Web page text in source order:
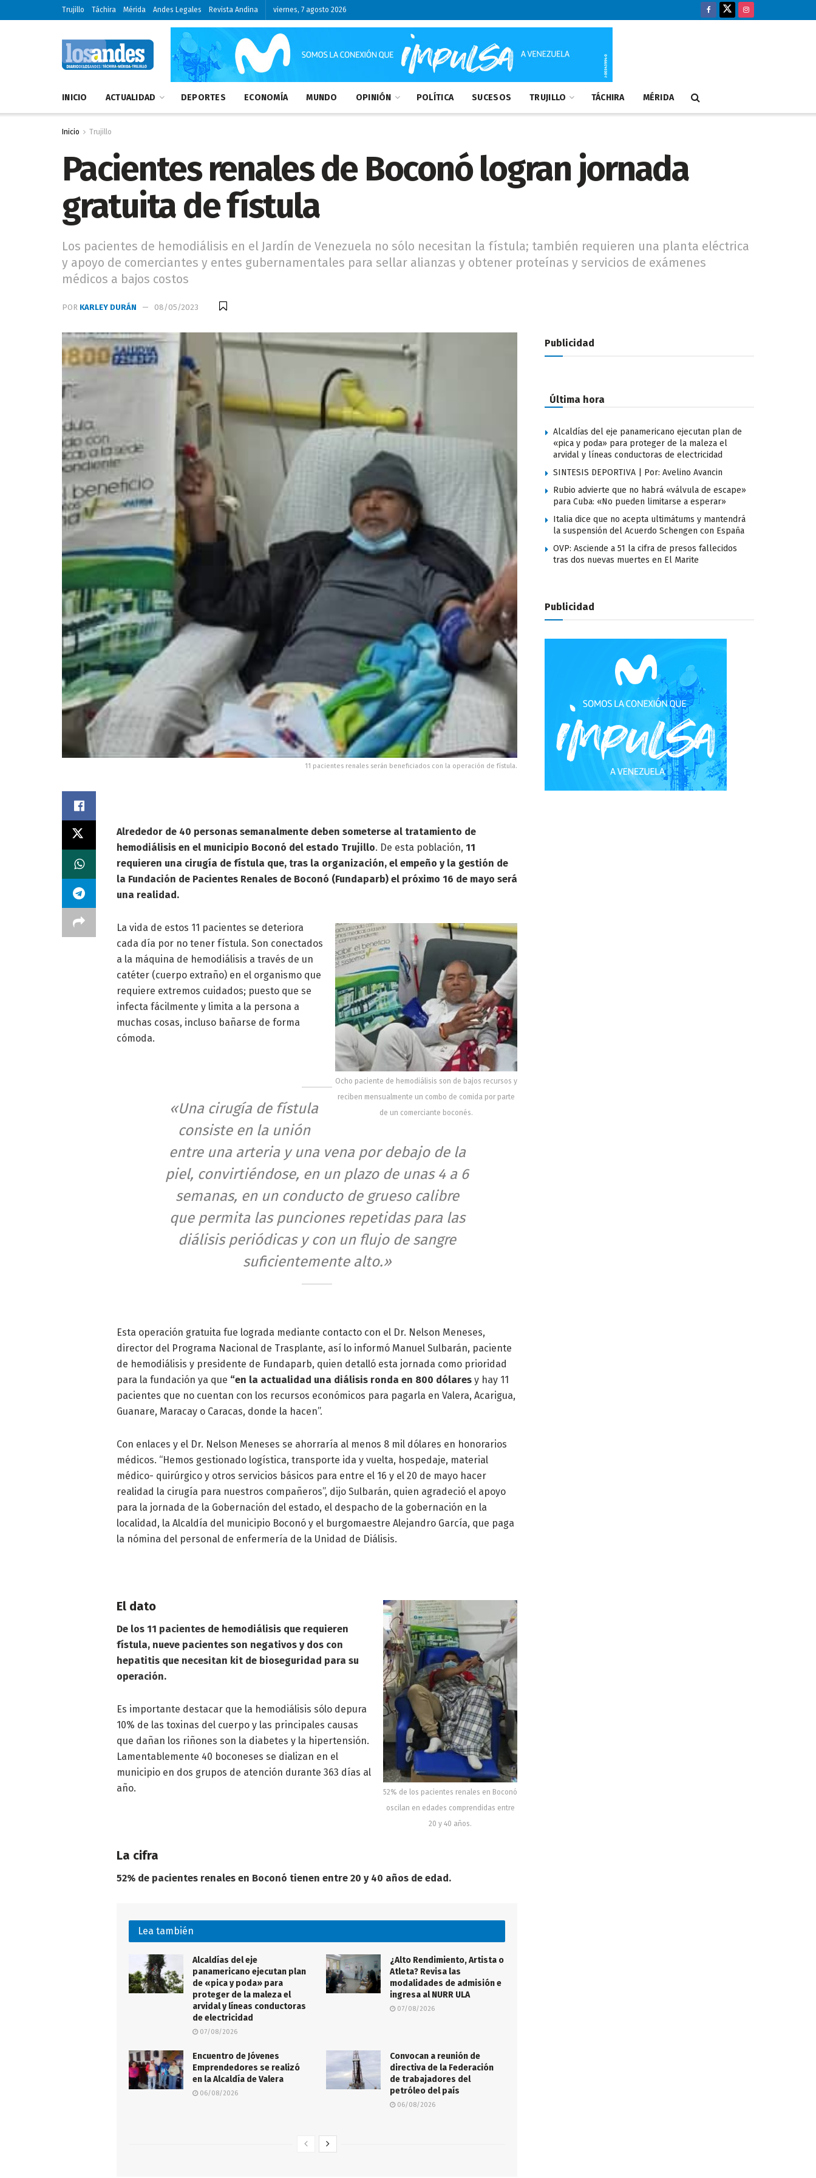
Trujillo Táchira Mérida Andes Legales Revista Andina viernes, 7 agosto 2026
INICIO ACTUALIDAD DEPORTES ECONOMÍA MUNDO OPINIÓN POLÍTICA SUCESOS TRUJILLO TÁCHIRA MÉRIDA
Inicio Trujillo
Pacientes renales de Boconó logran jornada
gratuita de fístula
Los pacientes de hemodiálisis en el Jardín de Venezuela no sólo necesitan la fístula; también requieren una planta eléctrica
y apoyo de comerciantes y entes gubernamentales para sellar alianzas y obtener proteínas y servicios de exámenes
médicos a bajos costos
POR KARLEY DURÁN 08/05/2023
11 pacientes renales serán beneficiados con la operación de fístula.
Alrededor de 40 personas semanalmente deben someterse al tratamiento de
hemodiálisis en el municipio Boconó del estado Trujillo. De esta población, 11
requieren una cirugía de fístula que, tras la organización, el empeño y la gestión de
la Fundación de Pacientes Renales de Boconó (Fundaparb) el próximo 16 de mayo será
una realidad.
Ocho paciente de hemodiálisis son de bajos recursos y
reciben mensualmente un combo de comida por parte
de un comerciante boconés.
La vida de estos 11 pacientes se deteriora
cada día por no tener fístula. Son conectados
a la máquina de hemodiálisis a través de un
catéter (cuerpo extraño) en el organismo que
requiere extremos cuidados; puesto que se
infecta fácilmente y limita a la persona a
muchas cosas, incluso bañarse de forma
cómoda.
«Una cirugía de fístula
consiste en la unión
entre una arteria y una vena por debajo de la
piel, convirtiéndose, en un plazo de unas 4 a 6
semanas, en un conducto de grueso calibre
que permita las punciones repetidas para las
diálisis periódicas y con un flujo de sangre
suficientemente alto.»
Esta operación gratuita fue lograda mediante contacto con el Dr. Nelson Meneses,
director del Programa Nacional de Trasplante, así lo informó Manuel Sulbarán, paciente
de hemodiálisis y presidente de Fundaparb, quien detalló esta jornada como prioridad
para la fundación ya que “en la actualidad una diálisis ronda en 800 dólares y hay 11
pacientes que no cuentan con los recursos económicos para pagarla en Valera, Acarigua,
Guanare, Maracay o Caracas, donde la hacen”.
Con enlaces y el Dr. Nelson Meneses se ahorraría al menos 8 mil dólares en honorarios
médicos. “Hemos gestionado logística, transporte ida y vuelta, hospedaje, material
médico- quirúrgico y otros servicios básicos para entre el 16 y el 20 de mayo hacer
realidad la cirugía para nuestros compañeros”, dijo Sulbarán, quien agradeció el apoyo
para la jornada de la Gobernación del estado, el despacho de la gobernación en la
localidad, la Alcaldía del municipio Boconó y el burgomaestre Alejandro García, que paga
la nómina del personal de enfermería de la Unidad de Diálisis.
52% de los pacientes renales en Boconó
oscilan en edades comprendidas entre
20 y 40 años.
El dato
De los 11 pacientes de hemodiálisis que requieren
fístula, nueve pacientes son negativos y dos con
hepatitis que necesitan kit de bioseguridad para su
operación.
Es importante destacar que la hemodiálisis sólo depura
10% de las toxinas del cuerpo y las principales causas
que dañan los riñones son la diabetes y la hipertensión.
Lamentablemente 40 boconeses se dializan en el
municipio en dos grupos de atención durante 363 días al
año.
La cifra
52% de pacientes renales en Boconó tienen entre 20 y 40 años de edad.
Lea también
Alcaldías del eje
panamericano ejecutan plan
de «pica y poda» para
proteger de la maleza el
arvidal y líneas conductoras
de electricidad
07/08/2026
¿Alto Rendimiento, Artista o
Atleta? Revisa las
modalidades de admisión e
ingresa al NURR ULA
07/08/2026
Encuentro de Jóvenes
Emprendedores se realizó
en la Alcaldía de Valera
06/08/2026
Convocan a reunión de
directiva de la Federación
de trabajadores del
petróleo del país
06/08/2026
Publicidad
Última hora
Alcaldías del eje panamericano ejecutan plan de
«pica y poda» para proteger de la maleza el
arvidal y líneas conductoras de electricidad
SINTESIS DEPORTIVA | Por: Avelino Avancin
Rubio advierte que no habrá «válvula de escape»
para Cuba: «No pueden limitarse a esperar»
Italia dice que no acepta ultimátums y mantendrá
la suspensión del Acuerdo Schengen con España
OVP: Asciende a 51 la cifra de presos fallecidos
tras dos nuevas muertes en El Marite
Publicidad